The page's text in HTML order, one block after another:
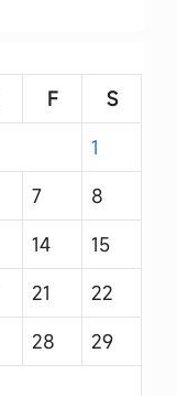
F
S
1
7
8
14
15
21
22
28
29